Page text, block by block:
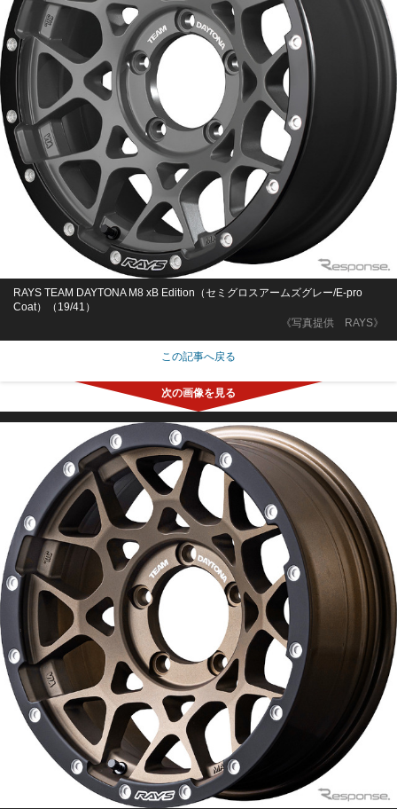
《写真提供 RAYS》
RAYS TEAM DAYTONA M8 xB Edition（セミグロスアームズグレー/E-pro
Coat）（19/41）
この記事へ戻る